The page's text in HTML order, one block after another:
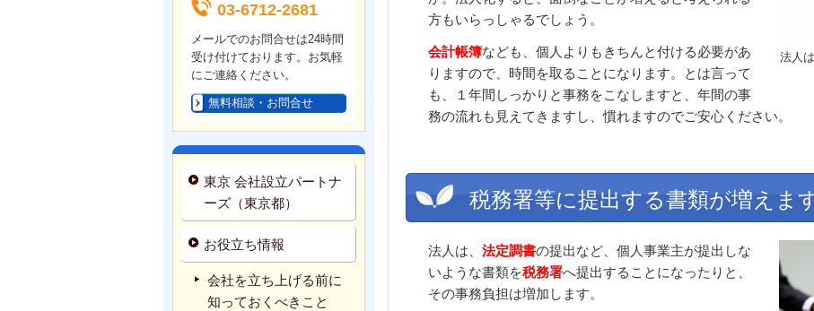
法人
方もいらっしゃるでしょう。
会計帳簿なども、個人よりもきちんと付ける必要があ
りますので、時間を取ることになります。とは言って
も、１年間しっかりと事務をこなしますと、年間の事
務の流れも見えてきますし、慣れますのでご安心ください。
税務署等に提出する書類が増えます
法人は、 法定調書の提出など、個人事業主が提出しな
いような書類を税務署へ提出することになったりと、
その事務負担は増加します。
03-6712-2681
メールでのお問合せは24時間
受け付けております。お気軽
にご連絡ください。
無料相談・お問合せ
東京 会社設立パートナ
ーズ（東京都）
お役立ち情報
会社を立ち上げる前に
知っておくべきこと